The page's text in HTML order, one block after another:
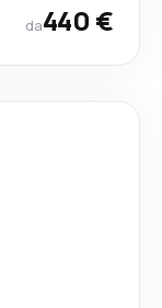
da440 €